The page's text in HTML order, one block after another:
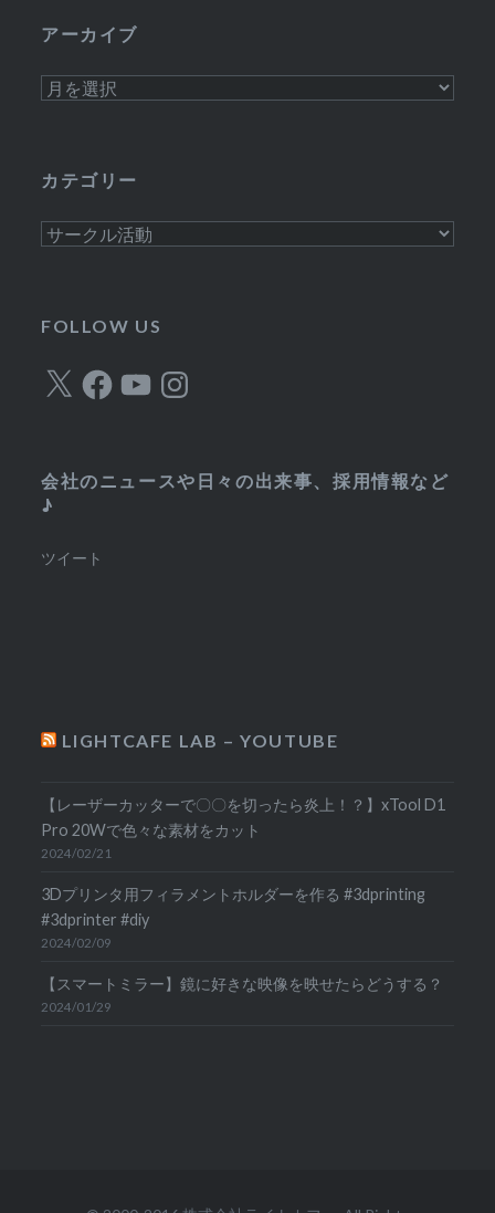
アーカイブ
ア
ブ
カテゴリー
カ
ー
FOLLOW US
X FacebookYouTubeInstagram
会社のニュースや日々の出来事、採用情報など
♪
ツイート
LIGHTCAFE LAB – YOUTUBE
【レーザーカッターで〇〇を切ったら炎上！？】xTool D1
Pro 20Wで色々な素材をカット
2024/02/21
3Dプリンタ用フィラメントホルダーを作る #3dprinting
#3dprinter #diy
2024/02/09
【スマートミラー】鏡に好きな映像を映せたらどうする？
2024/01/29